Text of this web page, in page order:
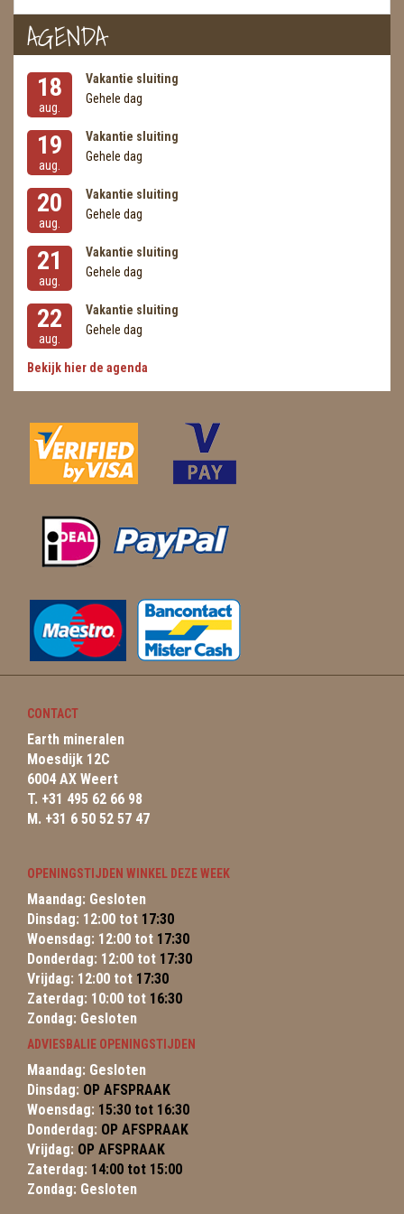
AGENDA
18
aug.
Vakantie sluiting
Gehele dag
19
aug.
Vakantie sluiting
Gehele dag
20
aug.
Vakantie sluiting
Gehele dag
21
aug.
Vakantie sluiting
Gehele dag
22
aug.
Vakantie sluiting
Gehele dag
Bekijk hier de agenda
CONTACT
Earth mineralen
Moesdijk 12C
6004 AX Weert
T. +31 495 62 66 98
M. +31 6 50 52 57 47
OPENINGSTIJDEN WINKEL DEZE WEEK
Maandag: Gesloten
Dinsdag: 12:00 tot 17:30
Woensdag: 12:00 tot 17:30
Donderdag: 12:00 tot 17:30
Vrijdag: 12:00 tot 17:30
Zaterdag: 10:00 tot 16:30
Zondag: Gesloten
ADVIESBALIE OPENINGSTIJDEN
Maandag: Gesloten
Dinsdag: OP AFSPRAAK
Woensdag: 15:30 tot 16:30
Donderdag: OP AFSPRAAK
Vrijdag: OP AFSPRAAK
Zaterdag: 14:00 tot 15:00
Zondag: Gesloten